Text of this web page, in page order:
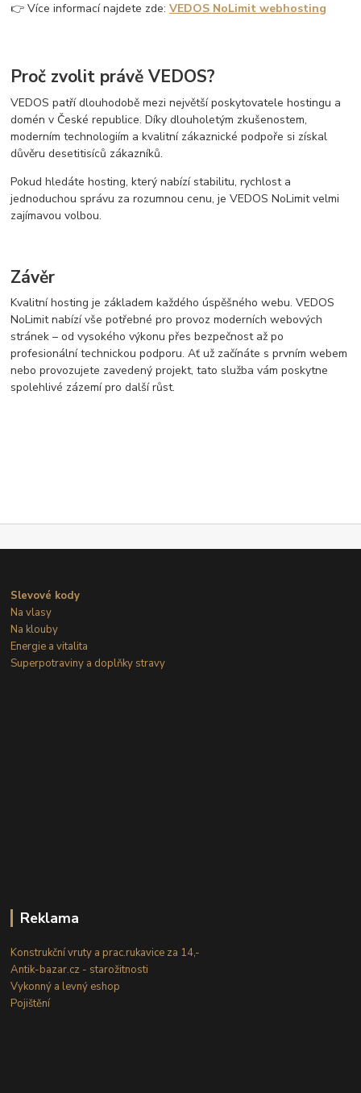
👉 Více informací najdete zde:VEDOS NoLimit webhosting
Proč zvolit právě VEDOS?
VEDOS patří dlouhodobě mezi největší poskytovatele hostingu a
domén v České republice. Díky dlouholetým zkušenostem,
moderním technologiím a kvalitní zákaznické podpoře si získal
důvěru desetitisíců zákazníků.
Pokud hledáte hosting, který nabízí stabilitu, rychlost a
jednoduchou správu za rozumnou cenu, je VEDOS NoLimit velmi
zajímavou volbou.
Závěr
Kvalitní hosting je základem každého úspěšného webu. VEDOS
NoLimit nabízí vše potřebné pro provoz moderních webových
stránek – od vysokého výkonu přes bezpečnost až po
profesionální technickou podporu. Ať už začínáte s prvním webem
nebo provozujete zavedený projekt, tato služba vám poskytne
spolehlivé zázemí pro další růst.
Slevové kody
Na vlasy
Na klouby
Energie a vitalita
Superpotraviny a doplňky stravy
Reklama
Konstrukční vruty a prac.rukavice za 14,-
Antik-bazar.cz - starožitnosti
Vykonný a levný eshop
Pojištění